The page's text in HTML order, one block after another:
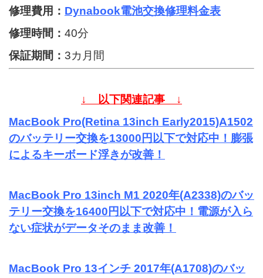
修理費用： Dynabook電池交換修理料金表
修理時間： 40分
保証期間： 3カ月間
↓ 以下関連記事 ↓
MacBook Pro(Retina 13inch Early2015)A1502
のバッテリー交換を13000円以下で対応中！膨張
によるキーボード浮きが改善！
MacBook Pro 13inch M1 2020年(A2338)のバッ
テリー交換を16400円以下で対応中！電源が入ら
ない症状がデータそのまま改善！
MacBook Pro 13インチ 2017年(A1708)のバッ